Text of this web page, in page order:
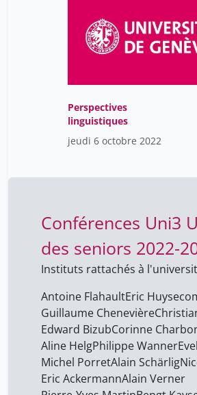
Perspectives
linguistiques
jeudi 6 octobre 2022
Conférences Uni3
des seniors 2022-
Instituts rattachés à
Antoine FlahaultEric
Guillaume Chenevière
Edward BizubCorinne
Aline HelgPhilippe Wanner
Michel PorretAlain Schärlig
Eric AckermannAlain Verner